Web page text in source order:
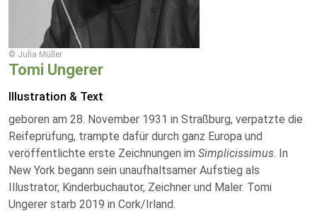
© Julia Müller
Tomi Ungerer
Illustration & Text
geboren am 28. November 1931 in Straßburg, verpatzte die
Reifeprüfung, trampte dafür durch ganz Europa und
veröffentlichte erste Zeichnungen im Simplicissimus. In
New York begann sein unaufhaltsamer Aufstieg als
Illustrator, Kinderbuchautor, Zeichner und Maler. Tomi
Ungerer starb 2019 in Cork/Irland.